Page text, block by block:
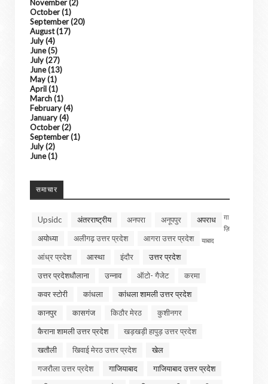
November(2)
October(1)
September(20)
August(17)
July(4)
June(5)
July(27)
June(13)
May(1)
April(1)
March(1)
February(4)
January(4)
October(2)
September(1)
July(2)
June(1)
समाचार
Upsidc अंतरराष्ट्रीय अनपरा अनूपपुर
अपराध
अयोध्या
अलीगढ़ उत्तर प्रदेश
आगरा उत्तर प्रदेश
आंध्र प्रदेश
आस्था इंदौर
उत्तर प्रदेश
उत्तर प्रदेशधौलाना
उन्नाव ऑटो- गैजेट
करमा
कवर स्टोरी
कांधला
कांधला शामली उत्तर प्रदेश
कानपुर
कासगंज किठौर मेरठ
कुशीनगर
कैराना शामली उत्तर प्रदेश
खड़खड़ी हापुड़ उत्तर प्रदेश
खतौली
खिवाई मेरठ उत्तर प्रदेश
खेल
गजरौला उत्तर प्रदेश
गाजियाबाद
ग़ा
ज़ि
याबाद
गाजियाबाद उत्तर प्रदेश